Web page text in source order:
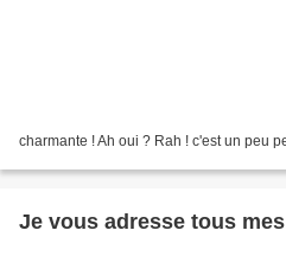
charmante ! Ah oui ? Rah ! c'est un peu
Je vous adresse tous